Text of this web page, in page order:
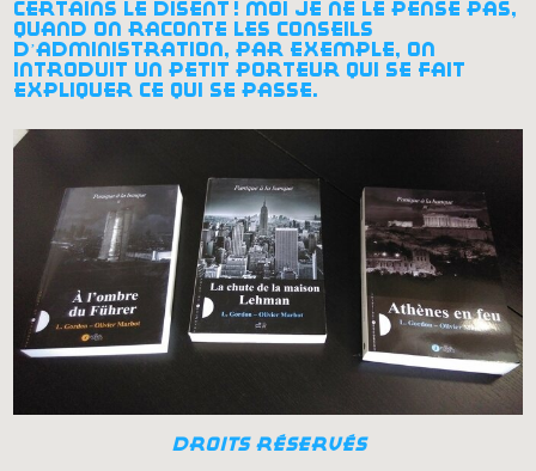
certains le disent ! moi je ne le pense pas,
quand on raconte les conseils
d’administration, par exemple, on
introduit un petit porteur qui se fait
expliquer ce qui se passe.
droits réservés